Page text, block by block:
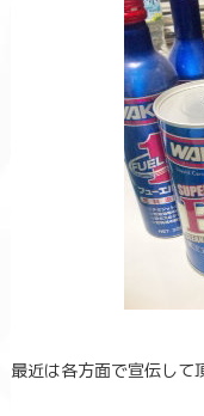
最近は各方面で宣伝して